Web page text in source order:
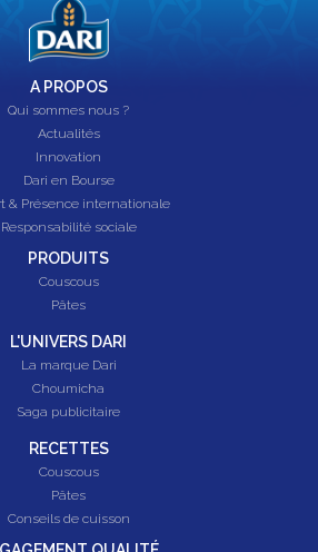
A PROPOS
Qui sommes nous ?
Actualités
Innovation
Dari en Bourse
& Présence internationale
Responsabilité sociale
PRODUITS
Couscous
Pâtes
L'UNIVERS DARI
La marque Dari
Choumicha
Saga publicitaire
RECETTES
Couscous
Pâtes
Conseils de cuisson